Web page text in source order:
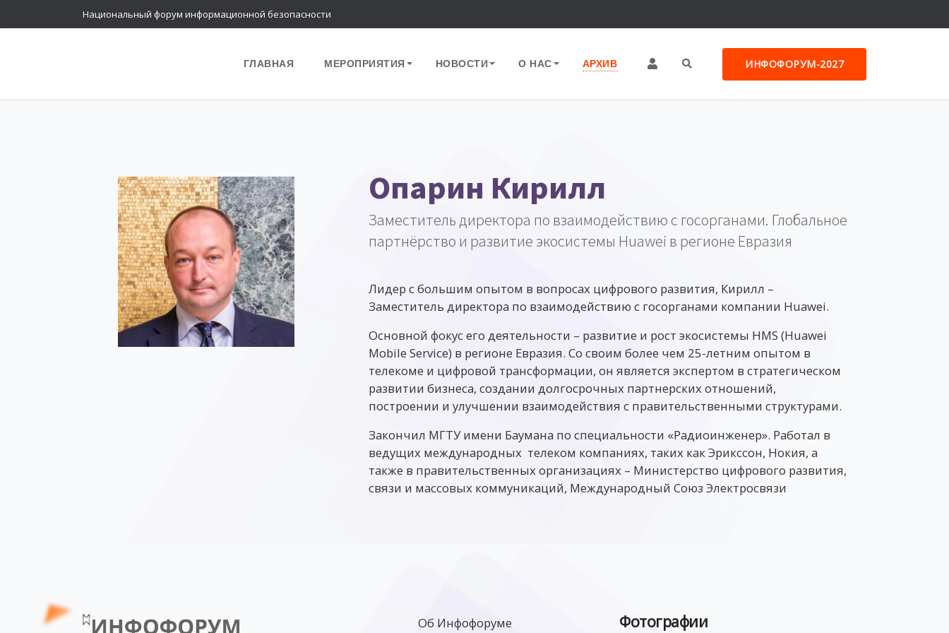
Национальный форум информационной безопасности
ГЛАВНАЯ МЕРОПРИЯТИЯ НОВОСТИ О НАС АРХИВ ИНФОФОРУМ-2027
Опарин Кирилл
Заместитель директора по взаимодействию с госорганами. Глобальное
партнёрство и развитие экосистемы Huawei в регионе Евразия
Лидер с большим опытом в вопросах цифрового развития, Кирилл –
Заместитель директора по взаимодействию с госорганами компании Huawei.
Основной фокус его деятельности – развитие и рост экосиcтемы HMS (Huawei
Mobile Service) в регионе Евразия. Со своим более чем 25-летним опытом в
телекоме и цифровой трансформации, он является экспертом в стратегическом
развитии бизнеса, создании долгосрочных партнерских отношений,
построении и улучшении взаимодействия с правительственными структурами.
Закончил МГТУ имени Баумана по специальности «Радиоинженер». Работал в
ведущих международных телеком компаниях, таких как Эрикссон, Нокия, а
также в правительственных организациях – Министерство цифрового развития,
связи и массовых коммуникаций, Международный Союз Электросвязи
Об Инфофоруме Фотографии